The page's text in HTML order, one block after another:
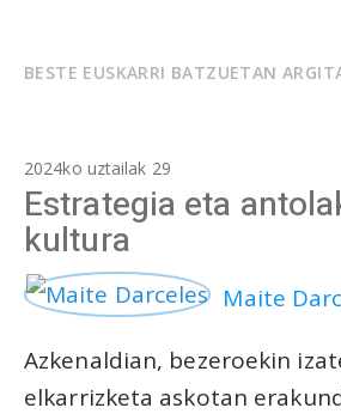
BESTE EUSKARRI BATZUETAN
2024ko uztailak 29
Estrategia eta
kultura
Maite
Azkenaldian, bezeroekin
elkarrizketa askotan